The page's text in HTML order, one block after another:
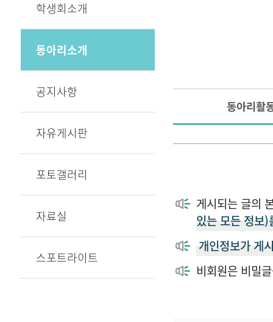
학생회소개
동아리소개
공지사항
자유게시판
포토갤러리
자료실
스포트라이트
동아리활
게시되는 글의
있는 모든 정보)
개인정보가 게
비회원은 비밀